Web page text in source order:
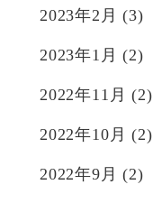
2023年2月 (3)
2023年1月 (2)
2022年11月 (2)
2022年10月 (2)
2022年9月 (2)